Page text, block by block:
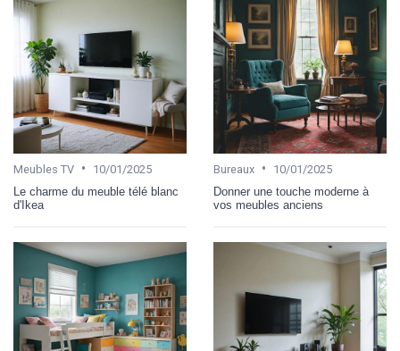
Meubles TV •
10/01/2025
Le charme du meuble télé blanc
d'Ikea
Bureaux •
10/01/2025
Donner une touche moderne à
vos meubles anciens